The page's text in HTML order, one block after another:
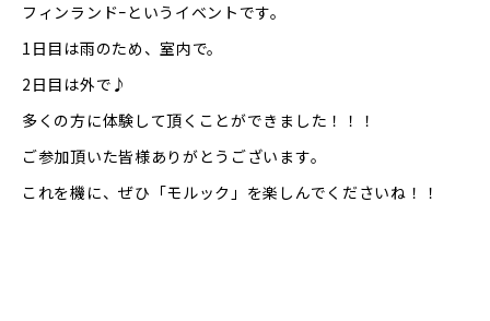
フィンランドｰというイベントです。
1日目は雨のため、室内で。
2日目は外で♪
多くの方に体験して頂くことができました！！！
ご参加頂いた皆様ありがとうございます。
これを機に、ぜひ「モルック」を楽しんでくださいね！！